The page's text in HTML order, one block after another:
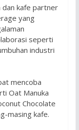
dan kafe partner
yang
seperti
industri
mencoba
Oat Manuka
Chocolate
masing kafe.